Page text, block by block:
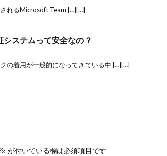
れるMicrosoft Team […][…]
ステムって安全なの？
の着用が一般的になってきている中 […][…]
※ が付いている欄は必須項目です